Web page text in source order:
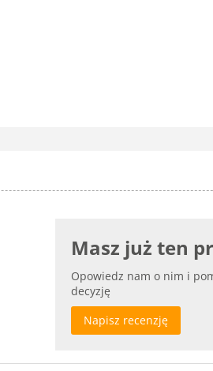
Masz już ten
Opowiedz nam o nim i
decyzję
Napisz recenzję